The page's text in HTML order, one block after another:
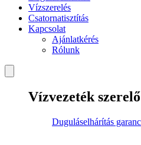
Vízszerelés
Csatornatisztítás
Kapcsolat
Ajánlatkérés
Rólunk
Vízvezeték
Duguláselhárítás